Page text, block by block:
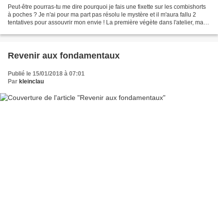
Peut-être pourras-tu me dire pourquoi je fais une fixette sur les combishorts
à poches ? Je n'ai pour ma part pas résolu le mystère et il m'aura fallu 2
tentatives pour assouvrir mon envie ! La première végète dans l'atelier, mais
Revenir aux fondamentaux
Publié le 15/01/2018 à 07:01
Par kleinclau